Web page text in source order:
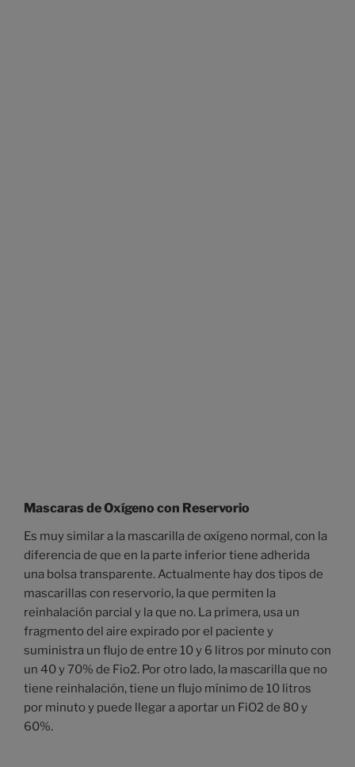
Mascaras de Oxígeno con Reservorio
Es muy similar a la mascarilla de oxígeno normal, con la
diferencia de que en la parte inferior tiene adherida
una bolsa transparente. Actualmente hay dos tipos de
mascarillas con reservorio, la que permiten la
reinhalación parcial y la que no. La primera, usa un
fragmento del aire expirado por el paciente y
suministra un flujo de entre 10 y 6 litros por minuto con
un 40 y 70% de Fio2. Por otro lado, la mascarilla que no
tiene reinhalación, tiene un flujo mínimo de 10 litros
por minuto y puede llegar a aportar un FiO2 de 80 y
60%.